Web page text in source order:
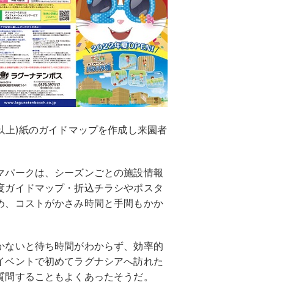
)紙のガイドマップを作成し来園者
ークは、シーズンごとの施設情報
イドマップ・折込チラシやポスタ
コストがかさみ時間と手間もかか
いと待ち時間がわからず、効率的
ントで初めてラグナシアへ訪れた
することもよくあったそうだ。